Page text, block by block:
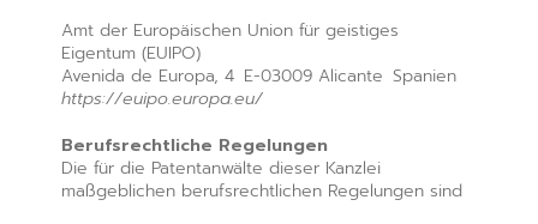
Amt der Europäischen Union für geistiges
Eigentum (EUIPO)
Avenida de Europa, 4 E-03009 Alicante Spanien
https://euipo.europa.eu/
Berufsrechtliche Regelungen
Die für die Patentanwälte dieser Kanzlei
maßgeblichen berufsrechtlichen Regelungen sind